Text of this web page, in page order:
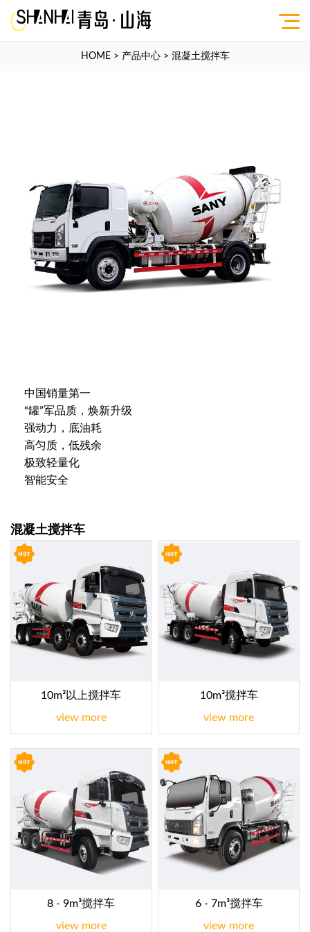
HOME> 产品中心> 混凝土搅拌车
中国销量第一
“罐”军品质，焕新升级
强动力，底油耗
高匀质，低残余
极致轻量化
智能安全
混凝土搅拌车
10m³以上搅拌车
view more
10m³搅拌车
view more
8 - 9m³搅拌车
view more
6 - 7m³搅拌车
view more